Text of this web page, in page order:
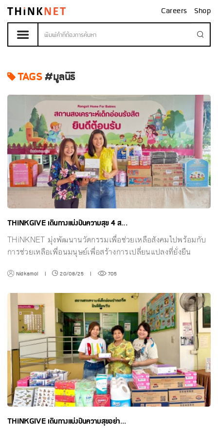
Careers Shop
TAGS#มูลนิธิ
THiNKGIVE เดินทางแบ่งปันความสุข 4 ส...
THiNKNET มุ่งพัฒนานวัตกรรมเพื่อช่วยเหลือสังคมไปพร้อมกับ
การช่วยเหลือเพื่อนมนุษย์เพื่อสร้างการเปลี่ยนแปลงที่ยั่งยืน
Nidkamol | 20/08/25 | 705
THiNKGIVE เดินทางแบ่งปันความสุขอย่า...